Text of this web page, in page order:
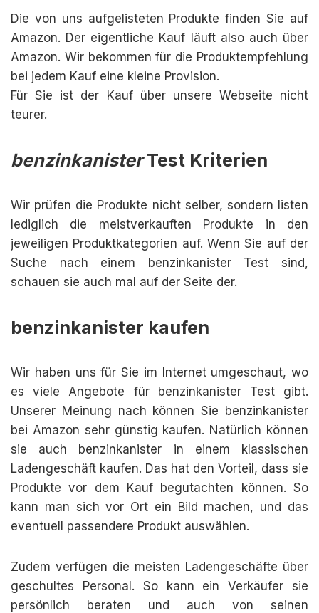
Die von uns aufgelisteten Produkte finden Sie auf
Amazon. Der eigentliche Kauf läuft also auch über
Amazon. Wir bekommen für die Produktempfehlung
bei jedem Kauf eine kleine Provision.
Für Sie ist der Kauf über unsere Webseite nicht
teurer.
benzinkanisterTest Kriterien
Wir prüfen die Produkte nicht selber, sondern listen
lediglich die meistverkauften Produkte in den
jeweiligen Produktkategorien auf. Wenn Sie auf der
Suche nach einem benzinkanister Test sind,
schauen sie auch mal auf der Seite der.
benzinkanister kaufen
Wir haben uns für Sie im Internet umgeschaut, wo
es viele Angebote für benzinkanister Test gibt.
Unserer Meinung nach können Sie benzinkanister
bei Amazon sehr günstig kaufen. Natürlich können
sie auch benzinkanister in einem klassischen
Ladengeschäft kaufen. Das hat den Vorteil, dass sie
Produkte vor dem Kauf begutachten können. So
kann man sich vor Ort ein Bild machen, und das
eventuell passendere Produkt auswählen.
Zudem verfügen die meisten Ladengeschäfte über
geschultes Personal. So kann ein Verkäufer sie
persönlich beraten und auch von seinen